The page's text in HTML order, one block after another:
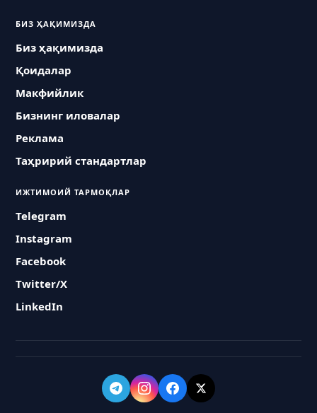
БИЗ ҲАҚИМИЗДА
Биз ҳақимизда
Қоидалар
Макфийлик
Бизнинг иловалар
Реклама
Таҳририй стандартлар
ИЖТИМОИЙ ТАРМОҚЛАР
Telegram
Instagram
Facebook
Twitter/X
LinkedIn